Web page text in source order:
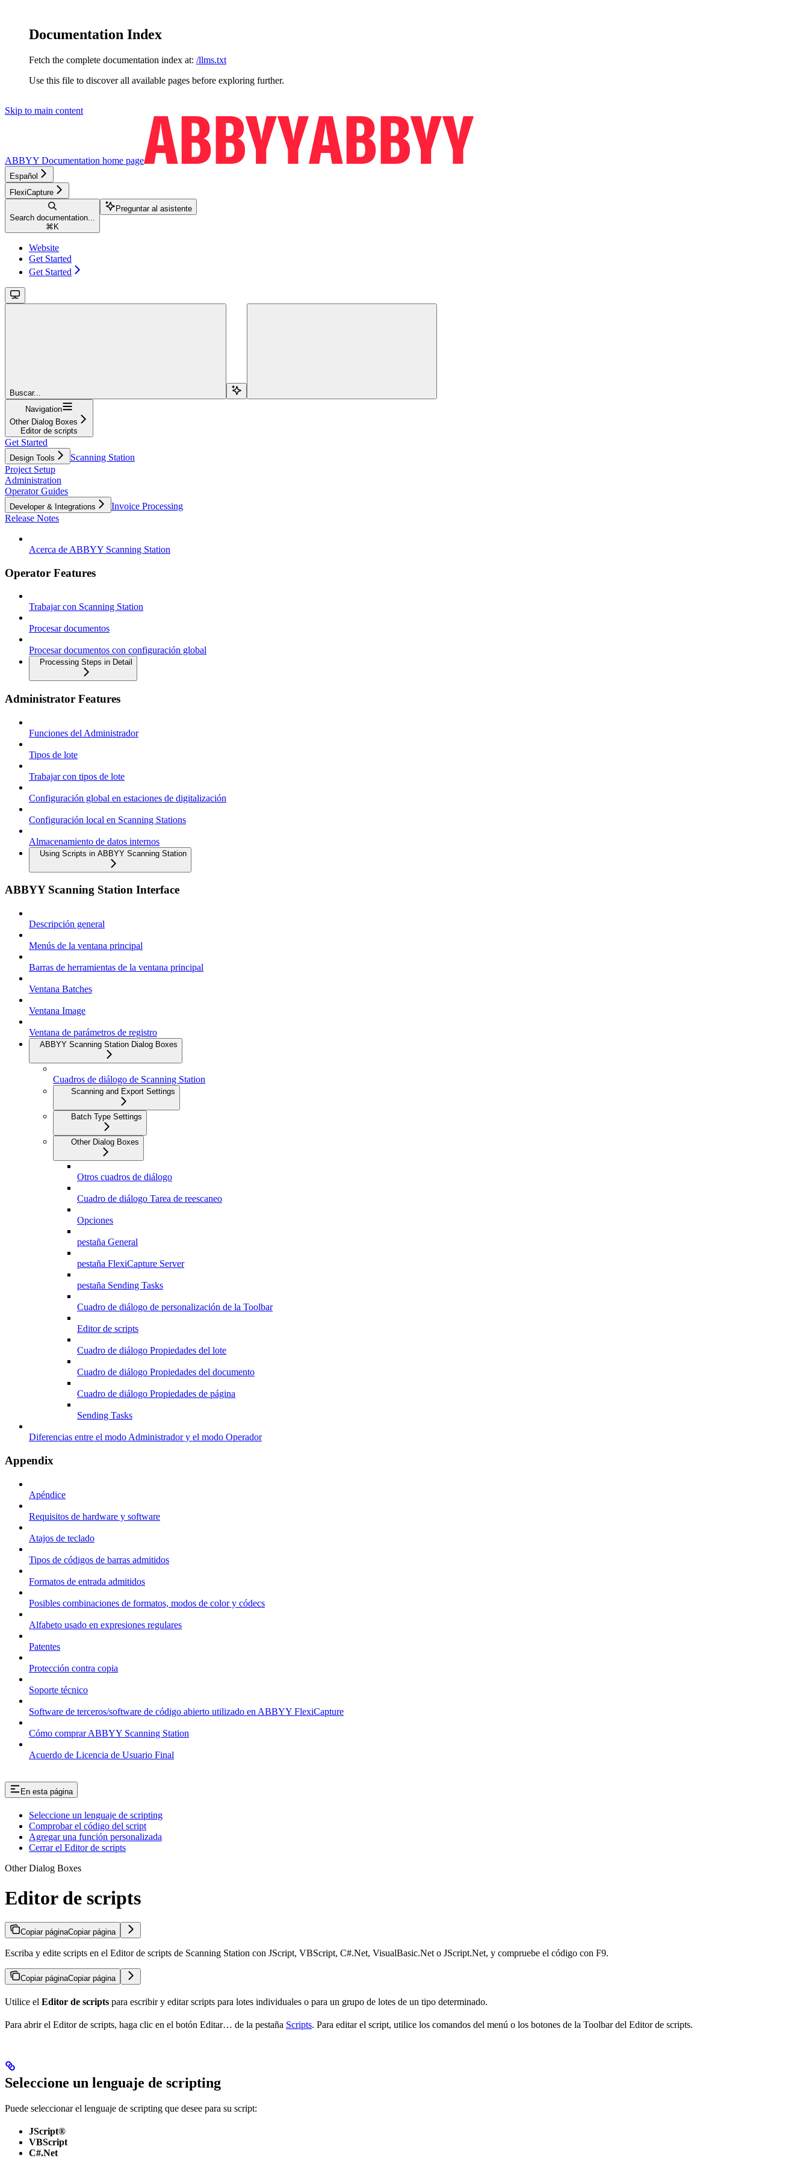
Documentation Index
Fetch the complete documentation index at: /llms.txt
Use this file to discover all available pages before exploring further.
Skip to main content
ABBYY Documentation home page
Español
FlexiCapture
Search documentation...
⌘ K
Preguntar al asistente
Website
Get Started
Get Started
Buscar...
Navigation
Other Dialog Boxes
Editor de scripts
Get Started
Design Tools
Scanning Station
Project Setup
Administration
Operator Guides
Developer & Integrations
Invoice Processing
Release Notes
Acerca de ABBYY Scanning Station
Operator Features
Trabajar con Scanning Station
Procesar documentos
Procesar documentos con configuración global
Processing Steps in Detail
Administrator Features
Funciones del Administrador
Tipos de lote
Trabajar con tipos de lote
Configuración global en estaciones de digitalización
Configuración local en Scanning Stations
Almacenamiento de datos internos
Using Scripts in ABBYY Scanning Station
ABBYY Scanning Station Interface
Descripción general
Menús de la ventana principal
Barras de herramientas de la ventana principal
Ventana Batches
Ventana Image
Ventana de parámetros de registro
ABBYY Scanning Station Dialog Boxes
Cuadros de diálogo de Scanning Station
Scanning and Export Settings
Batch Type Settings
Other Dialog Boxes
Otros cuadros de diálogo
Cuadro de diálogo Tarea de reescaneo
Opciones
pestaña General
pestaña FlexiCapture Server
pestaña Sending Tasks
Cuadro de diálogo de personalización de la Toolbar
Editor de scripts
Cuadro de diálogo Propiedades del lote
Cuadro de diálogo Propiedades del documento
Cuadro de diálogo Propiedades de página
Sending Tasks
Diferencias entre el modo Administrador y el modo Operador
Appendix
Apéndice
Requisitos de hardware y software
Atajos de teclado
Tipos de códigos de barras admitidos
Formatos de entrada admitidos
Posibles combinaciones de formatos, modos de color y códecs
Alfabeto usado en expresiones regulares
Patentes
Protección contra copia
Soporte técnico
Software de terceros/software de código abierto utilizado en ABBYY FlexiCapture
Cómo comprar ABBYY Scanning Station
Acuerdo de Licencia de Usuario Final
En esta página
Seleccione un lenguaje de scripting
Comprobar el código del script
Agregar una función personalizada
Cerrar el Editor de scripts
Other Dialog Boxes
Editor de scripts
Copiar páginaCopiar página
Escriba y edite scripts en el Editor de scripts de Scanning Station con JScript, VBScript, C#.Net, VisualBasic.Net o JScript.Net, y compruebe el código con F9.
Copiar páginaCopiar página
Utilice el Editor de scripts para escribir y editar scripts para lotes individuales o para un grupo de lotes de un tipo determinado.
Para abrir el Editor de scripts, haga clic en el botón Editar… de la pestaña Scripts. Para editar el script, utilice los comandos del menú o los botones de la Toolbar del Editor de scripts.
Seleccione un lenguaje de scripting
Puede seleccionar el lenguaje de scripting que desee para su script:
JScript®
VBScript
C#.Net